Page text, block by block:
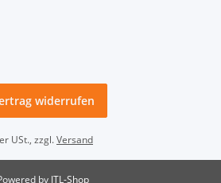
widerrufen
USt., zzgl.Versand
by JTL-Shop